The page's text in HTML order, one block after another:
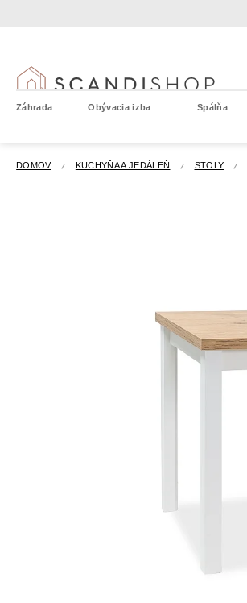
Záhrada Obývacia izba Spálňa
DOMOV KUCHYŇA A JEDÁLEŇ STOLY